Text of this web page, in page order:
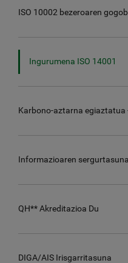
ISO 10002 bezeroaren
Ingurumena ISO 14001
Karbono-aztarna egiaztatua
Informazioaren
QH** Akreditazioa Du
DIGA/AIS Irisgarritasuna